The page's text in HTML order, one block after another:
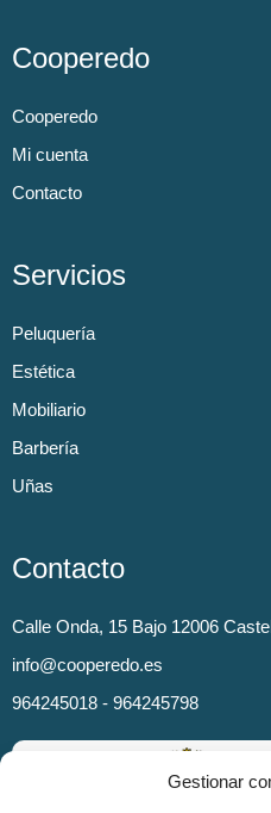
Gestionar
Cooperedo
Cooperedo
Mi cuenta
Contacto
Servicios
Peluquería
Estética
Mobiliario
Barbería
Uñas
Contacto
Calle Onda, 15 Bajo 12006
info@cooperedo.es
964245018 - 964245798